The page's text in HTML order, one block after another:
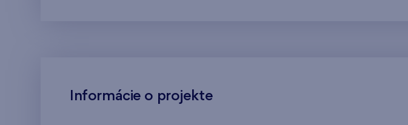
Informácie o projekte